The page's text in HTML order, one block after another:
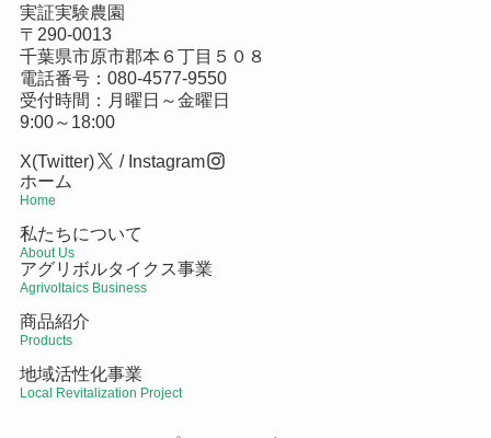
実証実験農園
〒290-0013
千葉県市原市郡本６丁目５０８
電話番号： 080-4577-9550
受付時間：月曜日～金曜日
9:00～18:00
X(Twitter) / Instagram
ホーム
Home
私たちについて
About Us
アグリボルタイクス事業
Agrivoltaics Business
商品紹介
Products
地域活性化事業
Local Revitalization Project